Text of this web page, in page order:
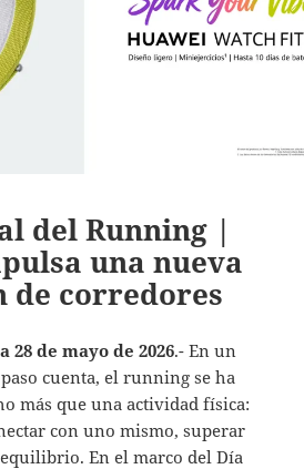
del Running |
una nueva
de corredores
28 de mayo de 2026.- En un
cuenta, el running se ha
más que una actividad física:
con uno mismo, superar
En el marco del Día